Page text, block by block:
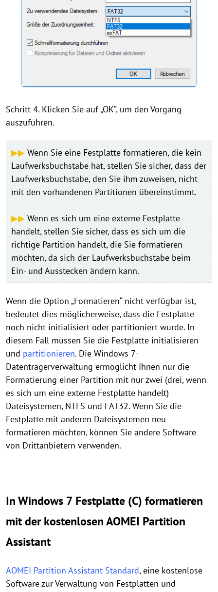
Schritt 4. Klicken Sie auf „OK“, um den Vorgang
auszuführen.
▶▶ Wenn Sie eine Festplatte formatieren, die kein
Laufwerksbuchstabe hat, stellen Sie sicher, dass der
Laufwerksbuchstabe, den Sie ihm zuweisen, nicht
mit den vorhandenen Partitionen übereinstimmt.
▶▶ Wenn es sich um eine externe Festplatte
handelt, stellen Sie sicher, dass es sich um die
richtige Partition handelt, die Sie formatieren
möchten, da sich der Laufwerksbuchstabe beim
Ein- und Ausstecken ändern kann.
Wenn die Option „Formatieren“ nicht verfügbar ist,
bedeutet dies möglicherweise, dass die Festplatte
noch nicht initialisiert oder partitioniert wurde. In
diesem Fall müssen Sie die Festplatte initialisieren
und partitionieren. Die Windows 7-
Datenträgerverwaltung ermöglicht Ihnen nur die
Formatierung einer Partition mit nur zwei (drei, wenn
es sich um eine externe Festplatte handelt)
Dateisystemen, NTFS und FAT32. Wenn Sie die
Festplatte mit anderen Dateisystemen neu
formatieren möchten, können Sie andere Software
von Drittanbietern verwenden.
In Windows 7 Festplatte (C) formatieren
mit der kostenlosen AOMEI Partition
Assistant
AOMEI Partition Assistant Standard, eine kostenlose
Software zur Verwaltung von Festplatten und